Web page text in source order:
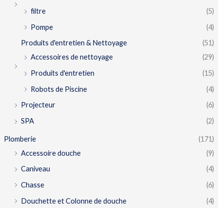
filtre
(5)
Pompe
(4)
Produits d'entretien & Nettoyage
(51)
Accessoires de nettoyage
(29)
Produits d'entretien
(15)
Robots de Piscine
(4)
Projecteur
(6)
SPA
(2)
Plomberie
(171)
Accessoire douche
(9)
Caniveau
(4)
Chasse
(6)
Douchette et Colonne de douche
(4)